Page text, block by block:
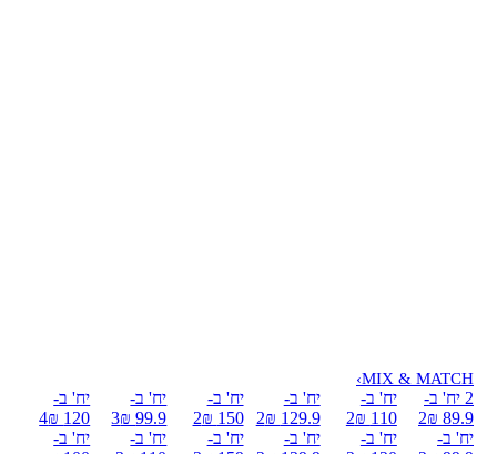
MIX & MATCH
›
2 יח' ב-
89.9 ₪
2
יח' ב-
יח' ב-
110 ₪
2
יח' ב-
יח' ב-
129.9 ₪
2
יח' ב-
יח' ב-
150 ₪
2
יח' ב-
יח' ב-
99.9 ₪
3
יח' ב-
יח' ב-
120 ₪
4
יח' ב-